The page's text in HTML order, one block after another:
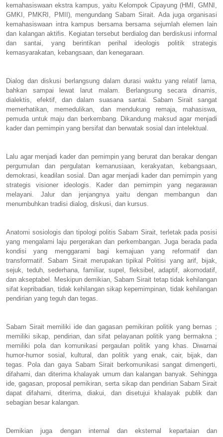
kemahasiswaan ekstra kampus, yaitu Kelompok Cipayung (HMI, GMNI,
GMKI, PMKRI, PMII), mengundang Sabam Sirait. Ada juga organisasi
kemahasiswaan intra kampus bersama bersama sejumlah elemen lain
dan kalangan aktifis. Kegiatan tersebut berdialog dan berdiskusi informal
dan santai, yang berintikan perihal ideologis politik strategis
kemasyarakatan, kebangsaan, dan kenegaraan.
Dialog dan diskusi berlangsung dalam durasi waktu yang relatif lama,
bahkan sampai lewat larut malam. Berlangsung secara dinamis,
dialektis, efektif, dan dalam suasana santai. Sabam Sirait sangat
memerhatikan, memedulikan, dan mendukung remaja, mahasiswa,
pemuda untuk maju dan berkembang. Dikandung maksud agar menjadi
kader dan pemimpin yang bersifat dan berwatak sosial dan intelektual.
Lalu agar menjadi kader dan pemimpin yang berurat dan berakar dengan
pergumulan dan pergulatan kemanusiaan, kerakyatan, kebangsaan,
demokrasi, keadilan sosial. Dan agar menjadi kader dan pemimpin yang
strategis visioner ideologis. Kader dan pemimpin yang negarawan
melayani. Jalur dan jenjangnya yaitu dengan membangun dan
menumbuhkan tradisi dialog, diskusi, dan kursus.
Anatomi sosiologis dan tipologi politis Sabam Sirait, terletak pada posisi
yang mengalami laju pergerakan dan perkembangan. Juga berada pada
kondisi yang menggarami bagi kemajuan yang reformatif dan
transformatif. Sabam Sirait merupakan tipikal Politisi yang arif, bijak,
sejuk, teduh, sederhana, familiar, supel, fleksibel, adaptif, akomodatif,
dan akseptabel. Meskipun demikian, Sabam Sirait tetap tidak kehilangan
sifat kepribadian, tidak kehilangan sikap kepemimpinan, tidak kehilangan
pendirian yang teguh dan tegas.
Sabam Sirait memiliki ide dan gagasan pemikiran politik yang bernas ;
memiliki sikap, pendirian, dan sifat pelayanan politik yang bermakna ;
memiliki pola dan komunikasi pergaulan politik yang khas. Diwarnai
humor-humor sosial, kultural, dan politik yang enak, cair, bijak, dan
tegas. Pola dan gaya Sabam Sirait berkomunikasi sangat dimengerti,
difahami, dan diterima khalayak umum dan kalangan banyak. Sehingga
ide, gagasan, proposal pemikiran, serta sikap dan pendirian Sabam Sirait
dapat difahami, diterima, diakui, dan disetujui khalayak publik dan
sebagian besar kalangan.
Demikian juga dengan internal dan eksternal kepartaian dan